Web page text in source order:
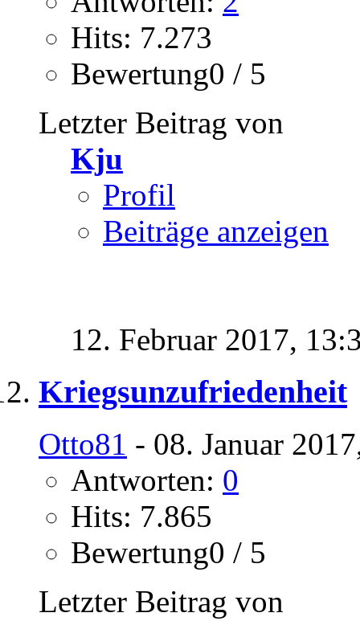
Hits: 7.273
Bewertung0 / 5
Letzter Beitrag von
Kju
Profil
Beiträge anzeigen
12. Februar 2017,
Kriegsunzufriedenheit
Otto81 - 08. Januar
Antworten: 0
Hits: 7.865
Bewertung0 / 5
Letzter Beitrag von